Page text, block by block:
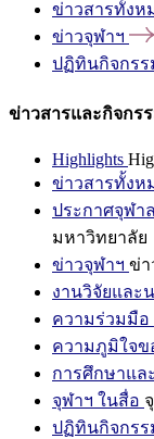
ข่าวสารทั้งห
ข่าวจุฬาฯ
ปฏิทินกิจกรร
ข่าวสารและกิจกร
Highlights
ข่าวสารทั้งห
ประกาศจุฬา
มหาวิทยาลัย
ข่าวจุฬาฯ ข่า
งานวิจัยและ
ความร่วมมือ
ความภูมิใจข
การศึกษาแล
จุฬาฯ ในสื่อ
ปฏิทินกิจกรร